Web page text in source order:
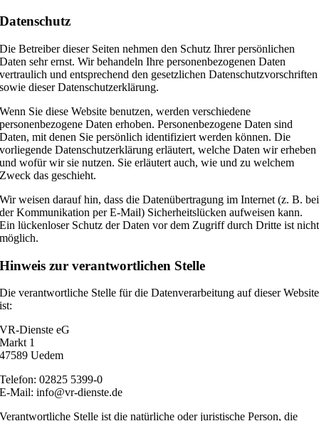
Datenschutz
Die Betreiber dieser Seiten nehmen den Schutz Ihrer persönlichen
Daten sehr ernst. Wir behandeln Ihre personenbezogenen Daten
vertraulich und entsprechend den gesetzlichen Datenschutzvorschriften
sowie dieser Datenschutzerklärung.
Wenn Sie diese Website benutzen, werden verschiedene
personenbezogene Daten erhoben. Personenbezogene Daten sind
Daten, mit denen Sie persönlich identifiziert werden können. Die
vorliegende Datenschutzerklärung erläutert, welche Daten wir erheben
und wofür wir sie nutzen. Sie erläutert auch, wie und zu welchem
Zweck das geschieht.
Wir weisen darauf hin, dass die Datenübertragung im Internet (z. B. bei
der Kommunikation per E-Mail) Sicherheitslücken aufweisen kann.
Ein lückenloser Schutz der Daten vor dem Zugriff durch Dritte ist nicht
möglich.
Hinweis zur verantwortlichen Stelle
Die verantwortliche Stelle für die Datenverarbeitung auf dieser Website
ist:
VR-Dienste eG
Markt 1
47589 Uedem
Telefon: 02825 5399-0
E-Mail: info@vr-dienste.de
Verantwortliche Stelle ist die natürliche oder juristische Person, die